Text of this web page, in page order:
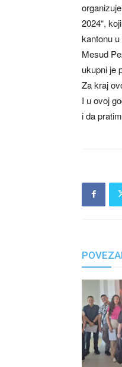
2024“,
kantonu
Mesud
ukupni je
Za kraj
I u ovoj
i da